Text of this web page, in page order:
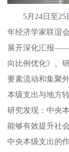
5月24日至
年经济学家联谊
展开深化汇报——
向比例优化》。
要素流动和集聚
本级支出与地方
研究发现：中央
能够有效提升社
中央本级支出的